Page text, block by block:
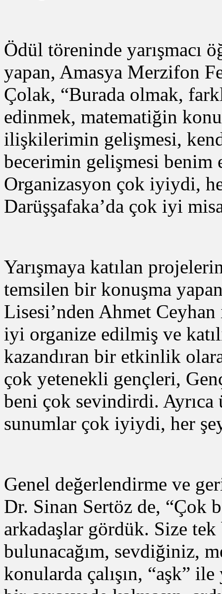
Ödül töreninde yarışmacı
yapan, Amasya Merzifon
Çolak, “Burada olmak,
edinmek, matematiğin
ilişkilerimin gelişmesi,
becerimin gelişmesi benim
Organizasyon çok iyiydi,
Darüşşafaka’da çok iyi
Yarışmaya katılan
temsilen bir konuşma
Lisesi’nden Ahmet Ceyhan
iyi organize edilmiş ve
kazandıran bir etkinlik
çok yetenekli gençleri,
beni çok sevindirdi. Ayrıca
sunumlar çok iyiydi, her
Genel değerlendirme ve
Dr. Sinan Sertöz de, “Çok
arkadaşlar gördük. Size
bulunacağım, sevdiğiniz,
konularda çalışın, “aşk” ile